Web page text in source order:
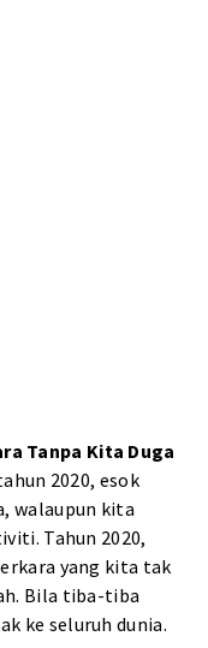
Tanpa Kita Duga
2020, esok
walaupun kita
Tahun 2020,
yang kita tak
Bila tiba-tiba
ke seluruh dunia.